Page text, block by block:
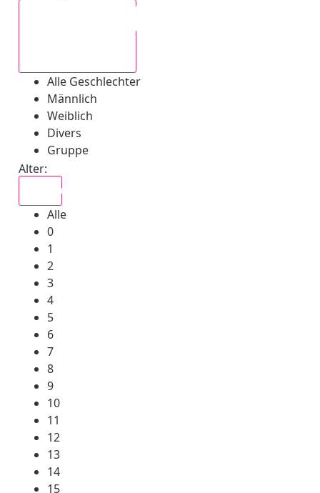
Alle Geschlechter
Männlich
Weiblich
Divers
Gruppe
Alter:
Alle
0
1
2
3
4
5
6
7
8
9
10
11
12
13
14
15